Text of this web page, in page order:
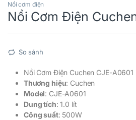
Nồi cơm điện
Nồi Cơm Điện
So sánh
Nồi Cơm Điện Cuchen CJE-A0601
Thương hiệu: Cuchen
Model: CJE-A0601
Dung tích: 1.0 lít
Công suất: 500W